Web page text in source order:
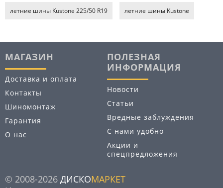
летние шины Kustone 225/50 R19 летние шины Kustone
МАГАЗИН
Доставка и оплата
Контакты
Шиномонтаж
Гарантия
О нас
ПОЛЕЗНАЯ
ИНФОРМАЦИЯ
Новости
Статьи
Вредные заблуждения
С нами удобно
Акции и
спецпредложения
© 2008-2026 ДИСКОМАРКЕТ